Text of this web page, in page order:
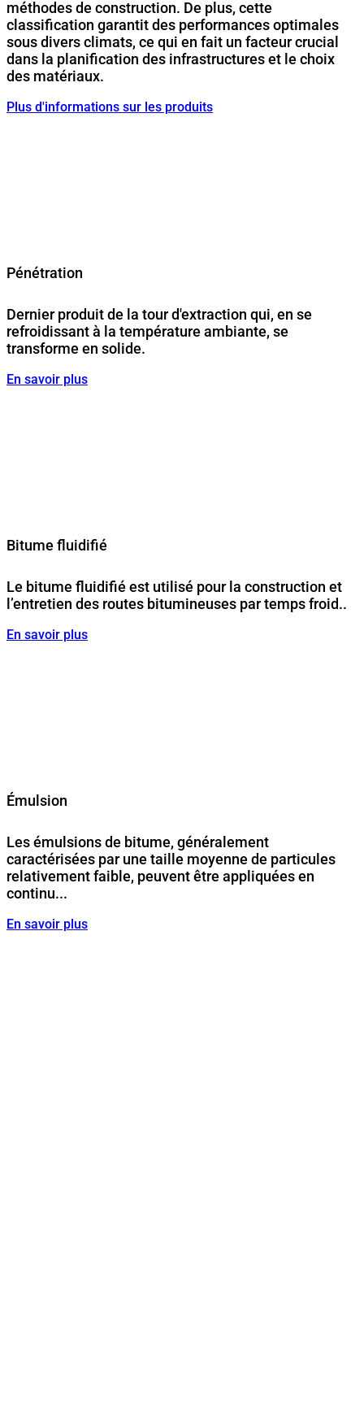
méthodes de construction. De plus, cette
classification garantit des performances optimales
sous divers climats, ce qui en fait un facteur crucial
dans la planification des infrastructures et le choix
des matériaux.
Plus d'informations sur les produits
Pénétration
Dernier produit de la tour d'extraction qui, en se
refroidissant à la température ambiante, se
transforme en solide.
En savoir plus
Bitume fluidifié
Le bitume fluidifié est utilisé pour la construction et
l’entretien des routes bitumineuses par temps froid..
En savoir plus
Émulsion
Les émulsions de bitume, généralement
caractérisées par une taille moyenne de particules
relativement faible, peuvent être appliquées en
continu...
En savoir plus